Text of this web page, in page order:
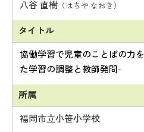
八谷 直樹（はちや なおき）
協働学習で児童のことばの力
た学習の調整と教師発問-
福岡市立小笹小学校